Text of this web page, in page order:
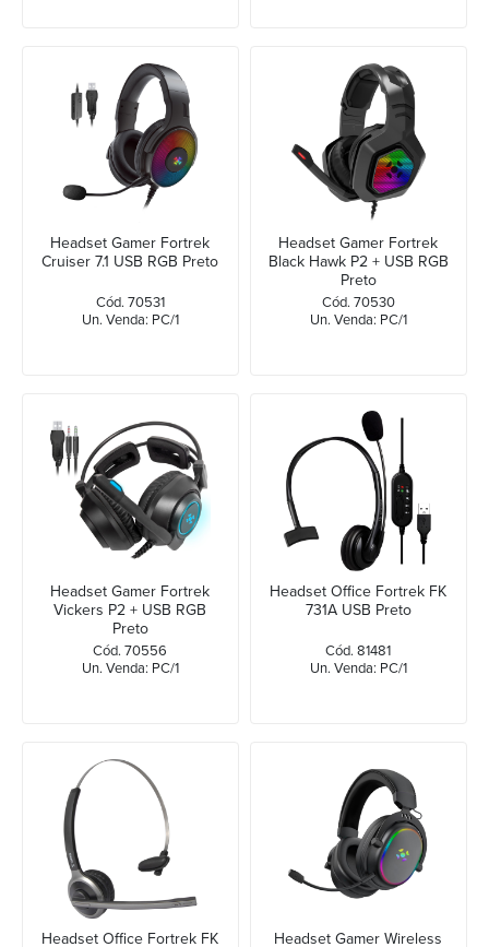
Headset Gamer Fortrek
Cruiser 7.1 USB RGB Preto
Cód. 70531
Un. Venda: PC/1
Headset Gamer Fortrek
Black Hawk P2 + USB RGB
Preto
Cód. 70530
Un. Venda: PC/1
Headset Gamer Fortrek
Vickers P2 + USB RGB
Preto
Cód. 70556
Un. Venda: PC/1
Headset Office Fortrek FK
731A USB Preto
Cód. 81481
Un. Venda: PC/1
Headset Office Fortrek FK Headset Gamer Wireless